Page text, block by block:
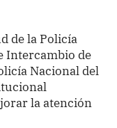
de la Policía
Intercambio de
Nacional del
la atención